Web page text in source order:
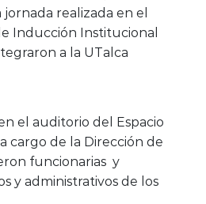
realizada en el
Inducción Institucional
a la UTalca
el auditorio del Espacio
cargo de la Dirección de
funcionarias y
y administrativos de los